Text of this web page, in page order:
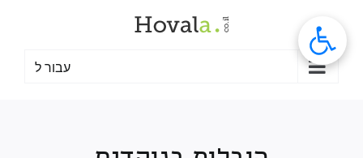
עבור ל